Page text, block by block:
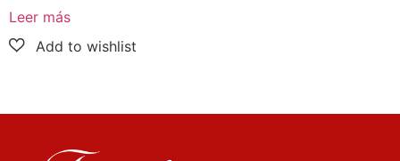
Leer más